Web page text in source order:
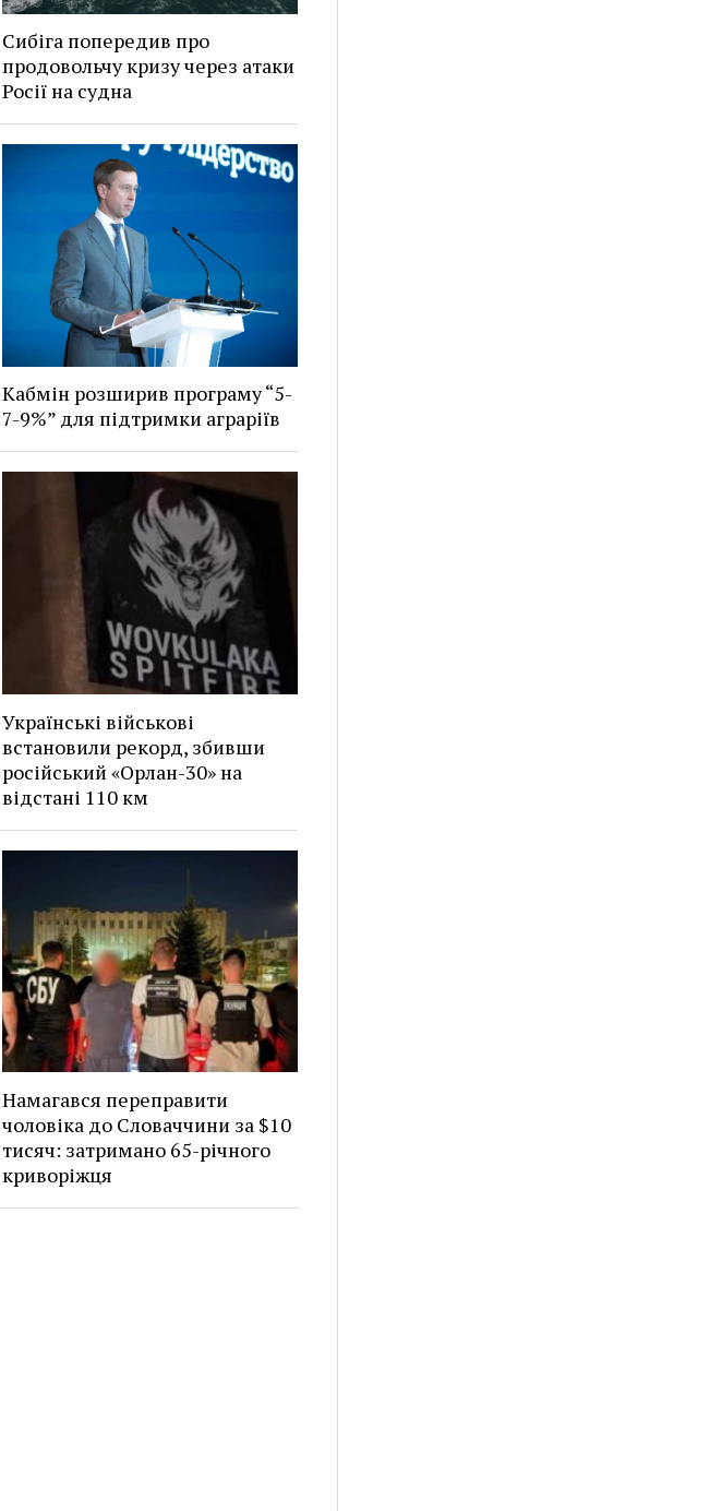
Сибіга попередив про
продовольчу кризу через атаки
Росії на судна
Кабмін розширив програму “5-
7-9%” для підтримки аграріїв
Українські військові
встановили рекорд, збивши
російський «Орлан-30» на
відстані 110 км
Намагався переправити
чоловіка до Словаччини за $10
тисяч: затримано 65-річного
криворіжця